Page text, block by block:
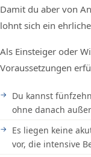
Damit du aber von
lohnt sich ein
Als Einsteiger oder
Voraussetzungen
Du kannst
ohne danach
Es liegen keine
vor, die intensive